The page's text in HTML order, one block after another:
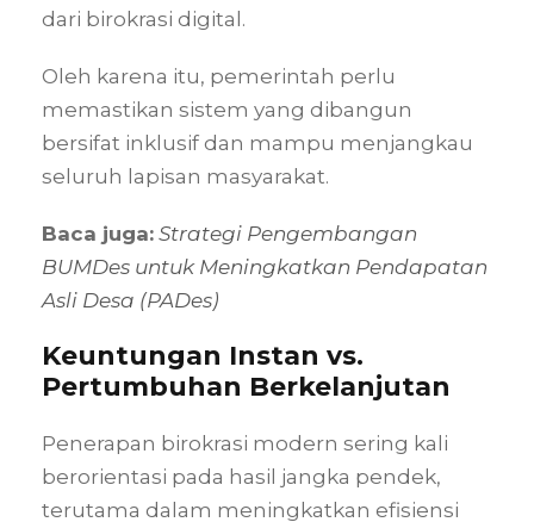
dari birokrasi digital.
Oleh karena itu, pemerintah perlu
memastikan sistem yang dibangun
bersifat inklusif dan mampu menjangkau
seluruh lapisan masyarakat.
Baca juga: Strategi Pengembangan
BUMDes untuk Meningkatkan Pendapatan
Asli Desa (PADes)
Keuntungan Instan vs.
Pertumbuhan Berkelanjutan
Penerapan birokrasi modern sering kali
berorientasi pada hasil jangka pendek,
terutama dalam meningkatkan efisiensi